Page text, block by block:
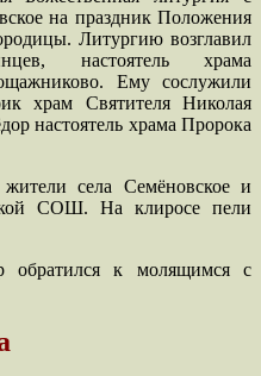
на праздник Положения
Литургию возглавил
настоятель храма
Ему сослужили
храм Святителя Николая
настоятель храма Пророка
села Семёновское и
СОШ. На клиросе пели
к молящимся с